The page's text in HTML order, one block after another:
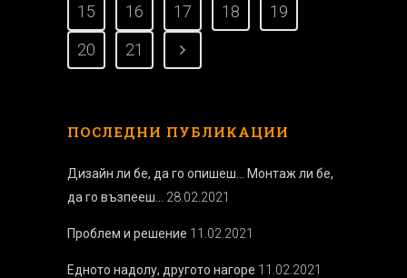
15
16 17 18
19
20
21
ПОСЛЕДНИ ПУБЛИКАЦИИ
Дизайн ли бе, да го опишеш… Монтаж ли бе,
да го възпееш…
28.02.2021
Проблем и решение 11.02.2021
Едното надолу, другото нагоре 11.02.2021